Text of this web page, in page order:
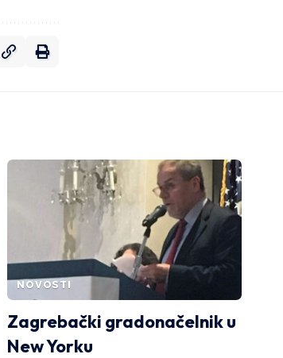
NOVOSTI
Zagrebački gradonačelnik u
New Yorku